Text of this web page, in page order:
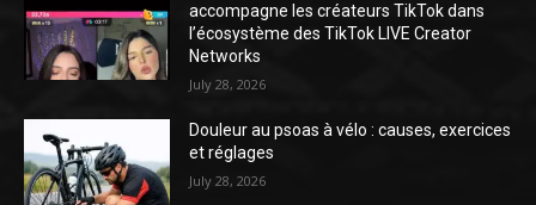
accompagne les créateurs TikTok dans
l’écosystème des TikTok LIVE Creator
Networks
July 28, 2026
Douleur au psoas à vélo : causes, exercices
et réglages
July 28, 2026